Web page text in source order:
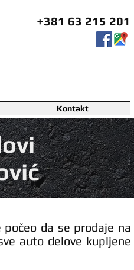
+381 63 215 201
Kontakt
da se prodaje na
auto delove kupljene